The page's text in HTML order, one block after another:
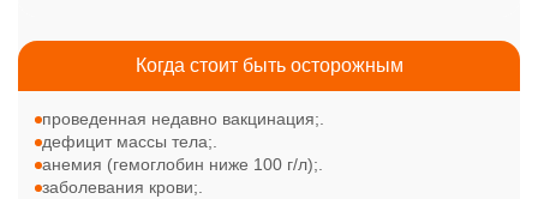
Когда стоит быть осторожным
проведенная недавно вакцинация;.
дефицит массы тела;.
анемия (гемоглобин ниже 100 г/л);.
заболевания крови;.